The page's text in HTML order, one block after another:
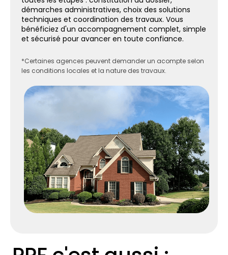
démarches administratives, choix des solutions
techniques et coordination des travaux. Vous
bénéficiez d'un accompagnement complet, simple
et sécurisé pour avancer en toute confiance.
*Certaines agences peuvent demander un acompte selon
les conditions locales et la nature des travaux.